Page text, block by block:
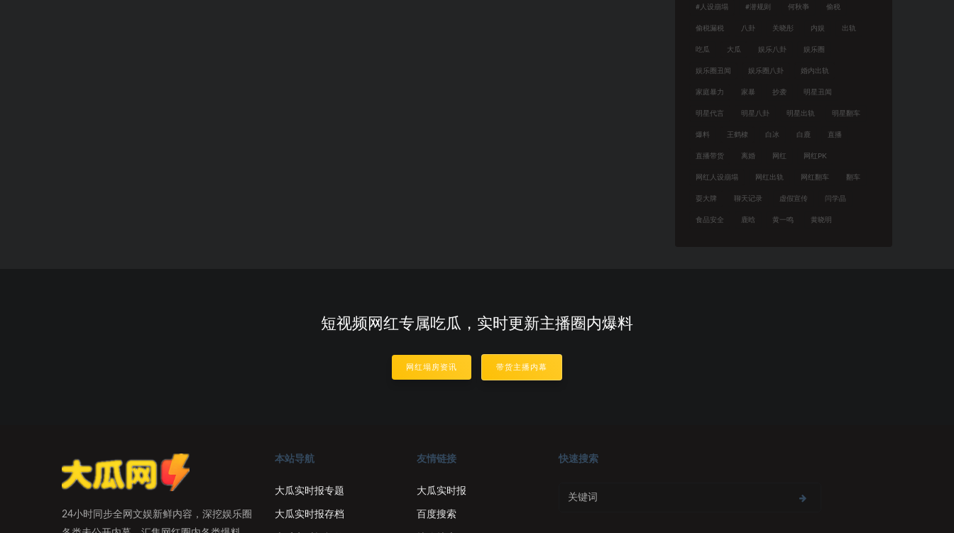
#人设崩塌 #潜规则 何秋亊 偷税
偷税漏税 八卦 关晓彤 内娱 出轨
吃瓜 大瓜 娱乐八卦 娱乐圈
娱乐圈丑闻 娱乐圈八卦 婚内出轨
家庭暴力 家暴 抄袭 明星丑闻
明星代言 明星八卦 明星出轨 明星翻车
爆料 王鹤棣 白冰 白鹿 直播
直播带货 离婚 网红 网红PK
网红人设崩塌 网红出轨 网红翻车 翻车
耍大牌 聊天记录 虚假宣传 闫学晶
食品安全 鹿晗 黄一鸣 黄晓明
短视频网红专属吃瓜，实时更新主播圈内爆料
网红塌房资讯 带货主播内幕
24小时同步全网文娱新鲜内容，深挖娱乐圈
本站导航
大瓜实时报专题
大瓜实时报存档
友情链接
大瓜实时报
百度搜索
快速搜索